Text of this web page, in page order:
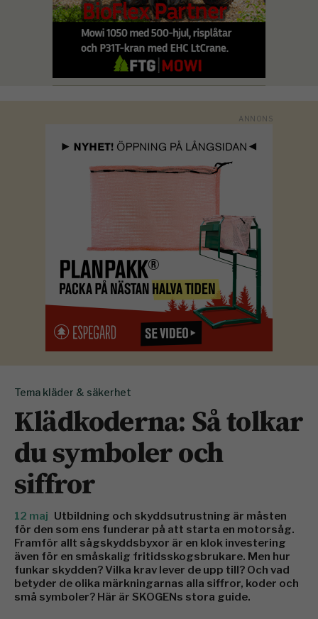
Tema kläder & säkerhet
Klädkoderna: Så tolkar
du symboler och
siffror
12 maj Utbildning och skyddsutrustning är måsten
för den som ens funderar på att starta en motorsåg.
Framför allt sågskyddsbyxor är en klok investering
även för en småskalig fritidsskogsbrukare. Men hur
funkar skydden? Vilka krav lever de upp till? Och vad
betyder de olika märkningarnas alla siffror, koder och
små symboler? Här är SKOGENs stora guide.